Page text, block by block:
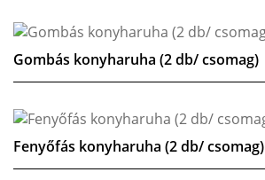
Gombás konyharuha (2 db/ csomag)
Fenyőfás konyharuha (2 db/ csomag)